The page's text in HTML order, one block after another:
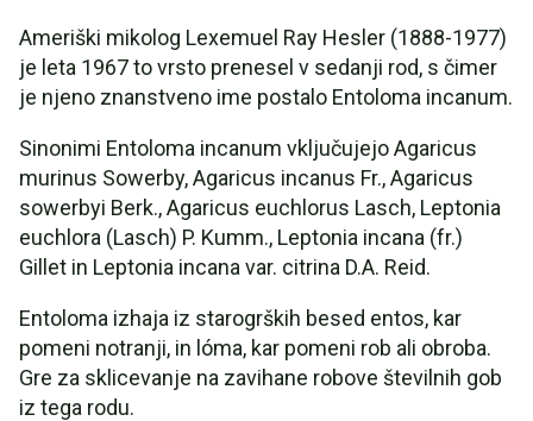
Ameriški mikolog Lexemuel Ray Hesler (1888-1977)
je leta 1967 to vrsto prenesel v sedanji rod, s čimer
je njeno znanstveno ime postalo Entoloma incanum.
Sinonimi Entoloma incanum vključujejo Agaricus
murinus Sowerby, Agaricus incanus Fr., Agaricus
sowerbyi Berk., Agaricus euchlorus Lasch, Leptonia
euchlora (Lasch) P. Kumm., Leptonia incana (fr.)
Gillet in Leptonia incana var. citrina D.A. Reid.
Entoloma izhaja iz starogrških besed entos, kar
pomeni notranji, in lóma, kar pomeni rob ali obroba.
Gre za sklicevanje na zavihane robove številnih gob
iz tega rodu.